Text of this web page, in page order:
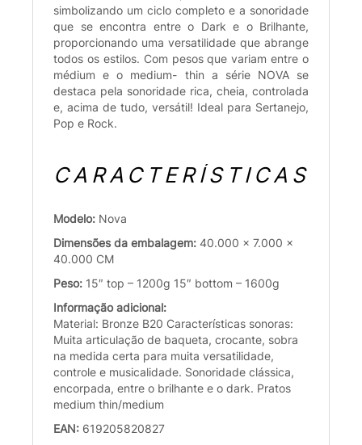
simbolizando um ciclo completo e a sonoridade
que se encontra entre o Dark e o Brilhante,
proporcionando uma versatilidade que abrange
todos os estilos. Com pesos que variam entre o
médium e o medium- thin a série NOVA se
destaca pela sonoridade rica, cheia, controlada
e, acima de tudo, versátil! Ideal para Sertanejo,
Pop e Rock.
CARACTERÍSTICAS
Modelo: Nova
Dimensões da embalagem: 40.000 x 7.000 x
40.000 CM
Peso: 15″ top – 1200g 15″ bottom – 1600g
Informação adicional:
Material: Bronze B20 Características sonoras:
Muita articulação de baqueta, crocante, sobra
na medida certa para muita versatilidade,
controle e musicalidade. Sonoridade clássica,
encorpada, entre o brilhante e o dark. Pratos
medium thin/medium
EAN: 619205820827